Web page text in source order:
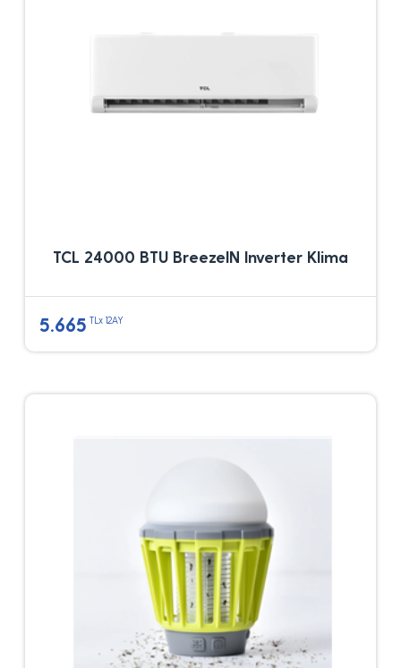
TCL 24000 BTU BreezeIN Inverter Klima
5.665 TLx 12AY